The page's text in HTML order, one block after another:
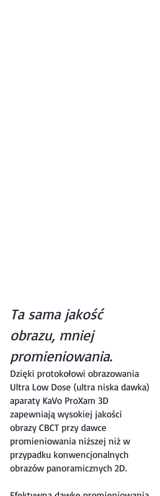
Ta sama jakość
obrazu, mniej
promieniowania.
Dzięki protokołowi obrazowania
Ultra Low Dose (ultra niska dawka)
aparaty KaVo ProXam 3D
zapewniają wysokiej jakości
obrazy CBCT przy dawce
promieniowania niższej niż w
przypadku konwencjonalnych
obrazów panoramicznych 2D.